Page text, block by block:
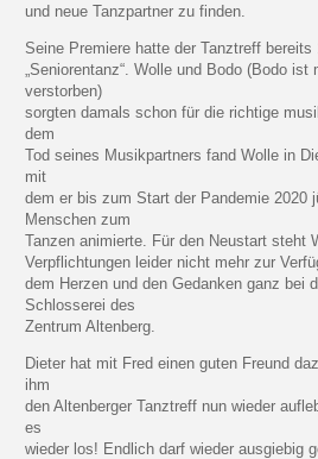
und neue Tanzpartner zu finden.
Seine Premiere hatte der Tanztreff bereits
„Seniorentanz“. Wolle und Bodo (Bodo ist
verstorben)
sorgten damals schon für die richtige
dem
Tod seines Musikpartners fand Wolle in
mit
dem er bis zum Start der Pandemie 2020
Menschen zum
Tanzen animierte. Für den Neustart steht
Verpflichtungen leider nicht mehr zur
dem Herzen und den Gedanken ganz bei
Schlosserei des
Zentrum Altenberg.
Dieter hat mit Fred einen guten Freund
ihm
den Altenberger Tanztreff nun wieder
es
wieder los! Endlich darf wieder ausgiebig